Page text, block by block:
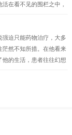
“希望”而产生的坚持。
在看不见的围栏之中，
其实他只不过是一个傀
都有一定人格的基础，
恐惧的形成与早期环境
人格特质及对孩子的教
求完美等等人格的特
孩子的理由。而当孩子
自我战争”的深渊，并与
迫只能药物治疗，大多
然不知所措。在他看来
的生活，患者往往幻想
念才是他痛苦的根源。
实与自然，但后来由于